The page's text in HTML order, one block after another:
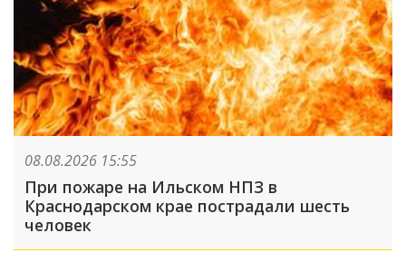
08.08.2026 15:55
При пожаре на Ильском НПЗ в
Краснодарском крае пострадали шесть
человек